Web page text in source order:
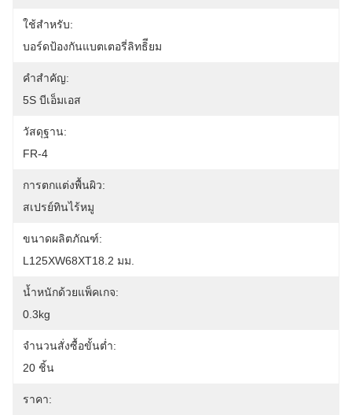
ใช้สำหรับ:
บอร์ดป้องกันแบตเตอรี่ลิทธิียม
คำสำคัญ:
5S บีเอ็มเอส
วัสดุฐาน:
FR-4
การตกแต่งพื้นผิว:
สเปรย์ทินไร้หมู
ขนาดผลิตภัณฑ์:
L125XW68XT18.2 มม.
น้ำหนักด้วยแพ็คเกจ:
0.3kg
จำนวนสั่งซื้อขั้นต่ำ:
20 ชิ้น
ราคา: